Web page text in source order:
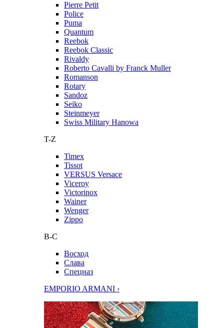
Pierre Petit
Police
Puma
Quantum
Reebok
Reebok Classic
Rivaldy
Roberto Cavalli by Franck Muller
Romanson
Rotary
Sandoz
Seiko
Steinmeyer
Swiss Military Hanowa
T-Z
Timex
Tissot
VERSUS Versace
Viceroy
Victorinox
Wainer
Wenger
Zippo
В-С
Восход
Слава
Спецназ
EMPORIO ARMANI ›